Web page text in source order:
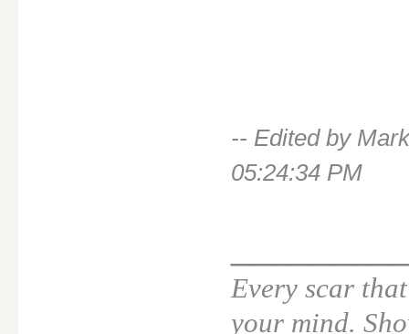
-- Edited by
05:24:34 PM
Every scar
your mind.